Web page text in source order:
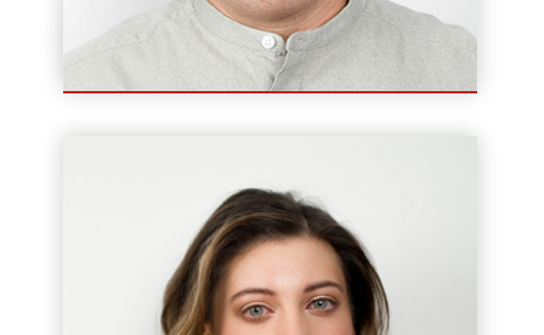
Łukasz Szmulik
Założyciel / Kierownik